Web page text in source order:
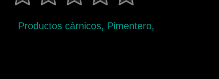
Productos càrnicos, Pimentero,